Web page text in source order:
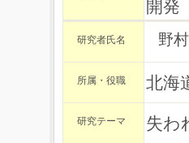
開発
研究者氏名 野
所属・役職 北海
研究テーマ 失わ